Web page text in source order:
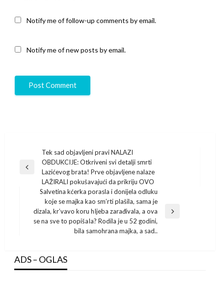
Notify me of follow-up comments by email.
Notify me of new posts by email.
navigation
Previous
Tek sad objavljeni pravi NALAZI
OBDUKCIJE: Otkriveni svi detalji smrti
Lazićevog brata! Prve objavljene nalaze
LAŽIRALI pokušavajući da prikriju OVO
Next
Post
Salvetina kćerka porasla i donijela odluku
koje se majka kao sm’rti plašila, sama je
dizala, kr’vavo koru hIjeba zarađivala, a ova
se na sve to popišaIa? Rodila je u 52 godini,
bila samohrana majka, a sad..
ADS – OGLAS